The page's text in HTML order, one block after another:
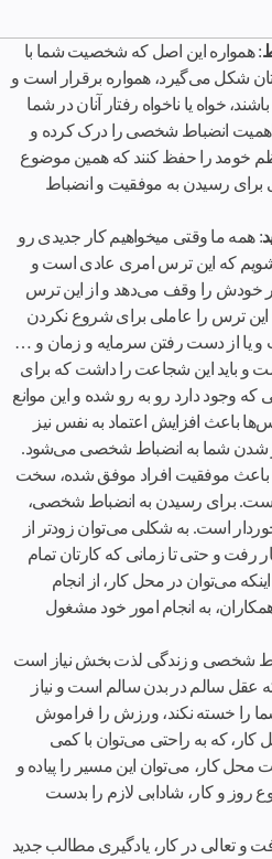
: همواره این اصل که شخصیت شما با
شکل می‌گیرد، همواره برقرار است و
خواه یا ناخواه رفتار آنان در شما
انضباط شخصی را درک کرده و
خومد را حفظ کنند که همین موضوع
برای رسیدن به موفقیت و انضباط
: همه ما وقتی میخواهیم کار جدیدی رو
که این ترس امری عادی است و
خودش را وقف می‌دهد و از این ترس
این ترس را عاملی برای شروع نکردن
یا از دست رفتن سرمایه و زمان و …
و باید این شجاعت را داشت که برای
که وجود دارد رو به‌ رو شده و این موانع
باعث افزایش اعتماد به نفس نیز
شدن شما به انضباط شخصی می‌شود.
باعث موفقیت افراد موفق شده، سخت
برای رسیدن به انضباط شخصی،
است. به شکلی می‌توان زودتر از
رفت و حتی تا زمانی که کارتان تمام
می‌توان در محل کار، از انجام
به انجام امور خود مشغول
شخصی و زندگی لذت بخش نیاز است
عقل سالم در بدن سالم است و نیاز
را خسته نکند، ورزش را فراموش
که به راحتی می‌توان با کمی
کار، می‌توان این مسیر را پیاده و
روز و کار، شادابی لازم را بدست
و تعالی در کار، یادگیری مطالب جدید